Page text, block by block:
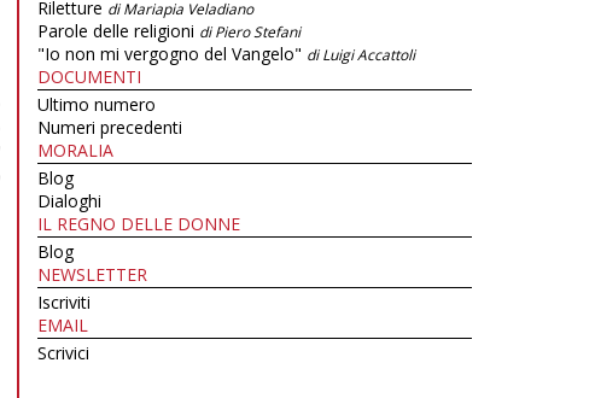
Riletture di Mariapia Veladiano
Parole delle religioni di Piero Stefani
"Io non mi vergogno del Vangelo" di Luigi Accattoli
DOCUMENTI
Ultimo numero
Numeri precedenti
MORALIA
Blog
Dialoghi
IL REGNO DELLE DONNE
Blog
NEWSLETTER
Iscriviti
EMAIL
Scrivici